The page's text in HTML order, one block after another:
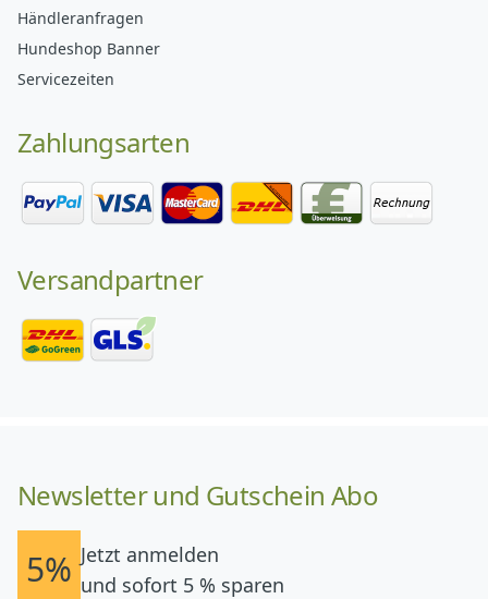
Händleranfragen
Hundeshop Banner
Servicezeiten
Zahlungsarten
Versandpartner
Newsletter und Gutschein Abo
5% Jetzt anmelden
und sofort 5 % sparen